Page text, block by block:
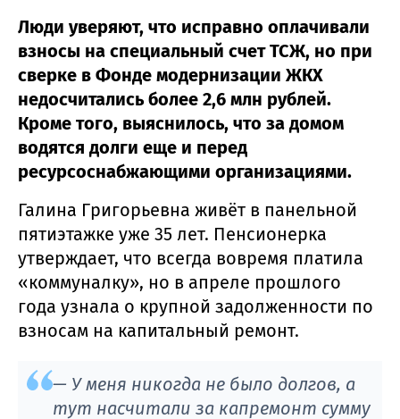
Люди уверяют, что исправно оплачивали
взносы на специальный счет ТСЖ, но при
сверке в Фонде модернизации ЖКХ
недосчитались более 2,6 млн рублей.
Кроме того, выяснилось, что за домом
водятся долги еще и перед
ресурсоснабжающими организациями.
Галина Григорьевна живёт в панельной
пятиэтажке уже 35 лет. Пенсионерка
утверждает, что всегда вовремя платила
«коммуналку», но в апреле прошлого
года узнала о крупной задолженности по
взносам на капитальный ремонт.
— У меня никогда не было долгов, а
тут насчитали за капремонт сумму